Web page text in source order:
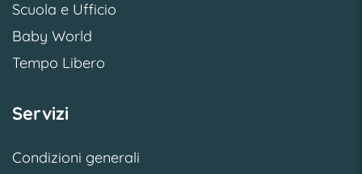
Scuola e Ufficio
Baby World
Tempo Libero
Servizi
Condizioni generali